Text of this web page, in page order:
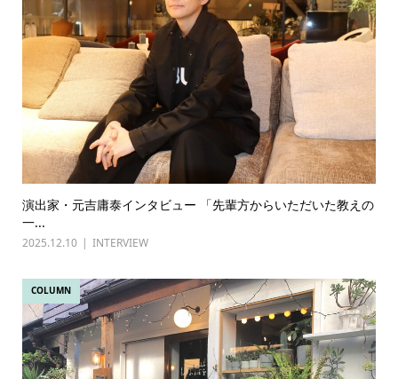
演出家・元吉庸泰インタビュー 「先輩方からいただいた教えの
一...
2025.12.10 INTERVIEW
COLUMN